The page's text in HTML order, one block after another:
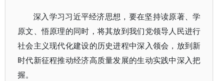
深入学习习近平经济思想，要在坚持读原著、学
原文、悟原理的同时，将其放到我们党领导人民进行
社会主义现代化建设的历史进程中深入领会，放到新
时代新征程推动经济高质量发展的生动实践中深入把
握。